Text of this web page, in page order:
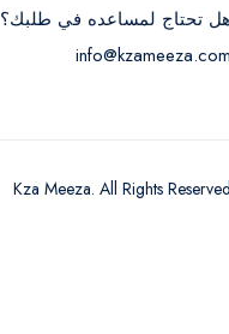
هل تحتاج لمساعده في طلبك؟
info@kzameeza.com